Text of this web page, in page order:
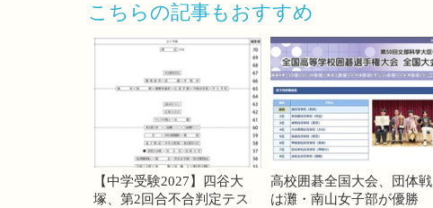
こちらの記事もおすすめ
【中学受験2027】四谷大
塚、第2回合不合判定テス
高校囲碁全国大会、団体戦
は灘・南山女子部が優勝